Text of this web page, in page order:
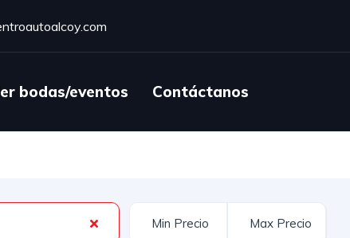
bodas/eventos Contáctanos